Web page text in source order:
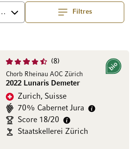
Filtres
8
Chorb Rheinau AOC Zürich
2022 Lunaris Demeter
Bio
Zurich, Suisse
70% Cabernet Jura
Score 18/20
Staatskellerei Zürich